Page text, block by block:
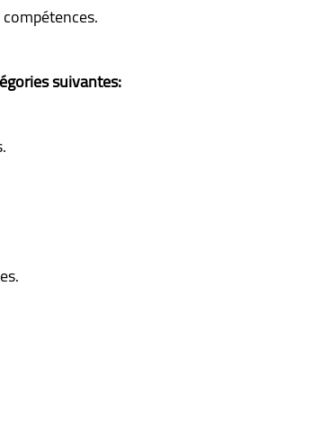
suivantes: